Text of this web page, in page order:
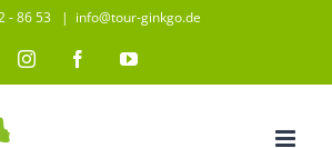
- 86 53 | info@tour-ginkgo.de
InstagramFacebookYouTube